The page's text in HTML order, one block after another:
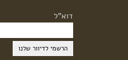
דוא"ל